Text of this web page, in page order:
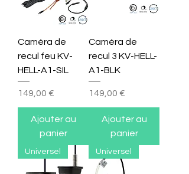
Caméra de
recul feu KV-
HELL-A1-SIL
Prix
149,00 €
Ajouter au
panier
Caméra de
recul 3 KV-HELL-
A1-BLK
Prix
149,00 €
Ajouter au
panier
Universel Universel